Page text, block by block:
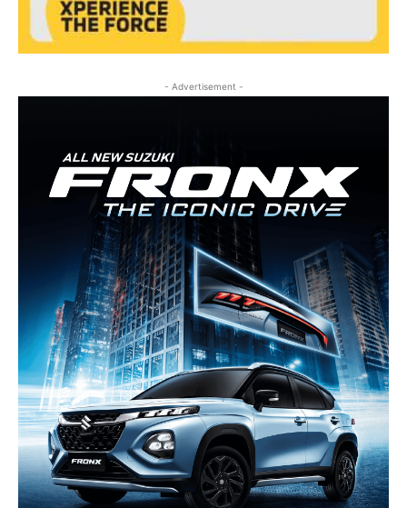
- Advertisement -